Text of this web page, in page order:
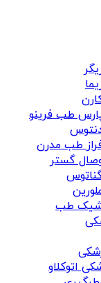
طب فرینو
طب مدرن
گستر
شیک طب
اتوکلاو